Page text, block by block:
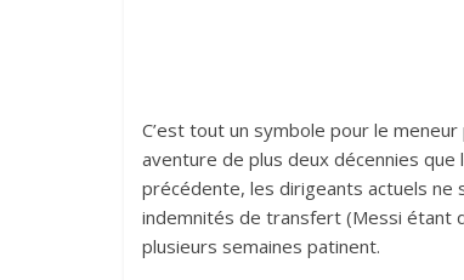
C’est tout un symbole pour le
aventure de plus deux décennies
précédente, les dirigeants actuels ne
indemnités de transfert (Messi étant
plusieurs semaines patinent.